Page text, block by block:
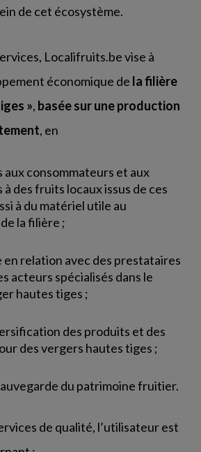
de cet écosystème.
Localifruits.be vise à
économique de la filière
», basée sur une production
, en
aux consommateurs et aux
des fruits locaux issus de ces
à du matériel utile au
la filière ;
en relation avec des prestataires
acteurs spécialisés dans le
hautes tiges ;
des produits et des
des vergers hautes tiges ;
du patrimoine fruitier.
de qualité, l’utilisateur est